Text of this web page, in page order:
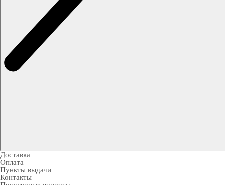
Доставка
Оплата
Пункты выдачи
Контакты